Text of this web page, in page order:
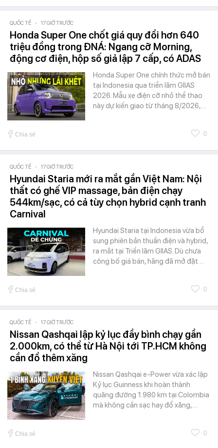
QUỐC TẾ - 17 GIỜ TRƯỚC
Honda Super One chốt giá quy đổi hơn 640
triệu đồng trong ĐNÁ: Ngang cỡ Morning,
động cơ điện, hộp số giả lập 7 cấp, có ADAS
Honda Super One chính thức mở bán
tại Indonesia qua triển lãm GIIAS
2026. Mẫu xe điện cỡ nhỏ thể thao
này dự kiến giao từ tháng 8/2026,…
Chia sẻ 0
QUỐC TẾ - 17 GIỜ TRƯỚC
Hyundai Staria mới ra mắt gần Việt Nam: Nội
thất có ghế VIP massage, bản điện chạy
544km/sạc, có cả tùy chọn hybrid cạnh tranh
Carnival
Hyundai Staria tại Indonesia vừa bổ
sung phiên bản thuần điện và hybrid,
ra mắt tại Triển lãm GIIAS. Dù chưa
công bố giá bán, hãng đã mở đặt…
Chia sẻ 0
QUỐC TẾ - 17 GIỜ TRƯỚC
Nissan Qashqai lập kỷ lục đầy bình chạy gần
2.000km, có thể từ Hà Nội tới TP.HCM không
cần đổ thêm xăng
Nissan Qashqai e-Power vừa xác lập
Kỷ lục Guinness khi hoàn thành
quãng đường 1.980 km tại Colombia
mà không cần sạc hay đổ xăng,…
Chia sẻ 0